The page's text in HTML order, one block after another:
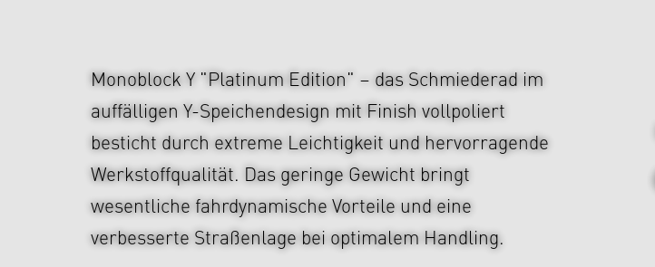
Monoblock Y "Platinum Edition" – das Schmiederad im
auffälligen Y-Speichendesign mit Finish vollpoliert
besticht durch extreme Leichtigkeit und hervorragende
Werkstoffqualität. Das geringe Gewicht bringt
wesentliche fahrdynamische Vorteile und eine
verbesserte Straßenlage bei optimalem Handling.